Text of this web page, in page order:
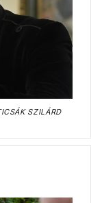
SZILÁRD